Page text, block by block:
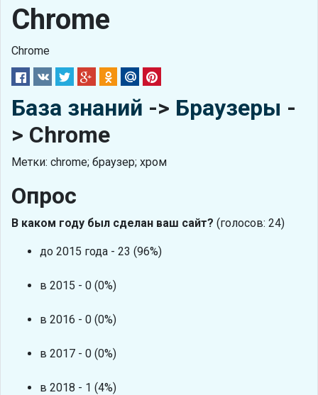
Chrome
Chrome
База знаний -> Браузеры -
> Chrome
Метки: chrome; браузер; хром
Опрос
В каком году был сделан ваш сайт? (голосов: 24)
до 2015 года - 23 (96%)
в 2015 - 0 (0%)
в 2016 - 0 (0%)
в 2017 - 0 (0%)
в 2018 - 1 (4%)